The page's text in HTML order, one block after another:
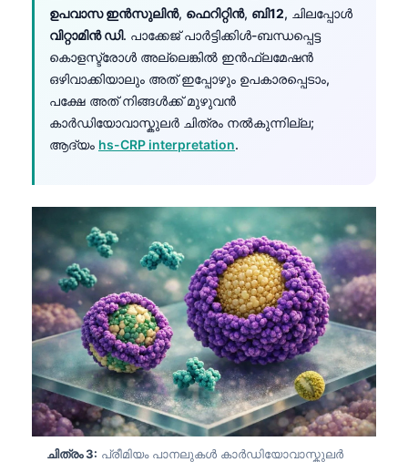
ഉപവാസ ഇൻസുലിൻ, ഫെറിറ്റിൻ, ബി12, ചിലപ്പോൾ
വിറ്റാമിൻ ഡി. പാക്കേജ് പാർട്ടിക്കിൾ-ബന്ധപ്പെട്ട
കൊളസ്ട്രോൾ അല്ലെങ്കിൽ ഇൻഫ്ലമേഷൻ
ഒഴിവാക്കിയാലും അത് ഇപ്പോഴും ഉപകാരപ്പെടാം,
പക്ഷേ അത് നിങ്ങൾക്ക് മുഴുവൻ
കാർഡിയോവാസ്കുലർ ചിത്രം നൽകുന്നില്ല;
ആദ്യം hs-CRP interpretation.
ചിത്രം 3: പ്രീമിയം പാനലുകൾ കാർഡിയോവാസ്കുലർ